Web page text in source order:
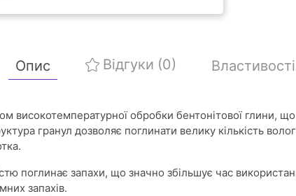
Опис Відгуки (0) Властивості
високотемпературної обробки бентонітової глини,
гранул дозволяє поглинати велику кількість
поглинає запахи, що значно збільшує час
запахів.